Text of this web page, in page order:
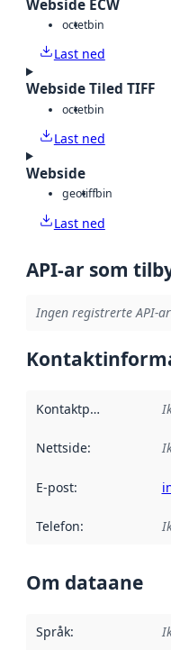
Webside ECW
octetbin
Last ned
Webside Tiled TIFF
octetbin
Last ned
Webside
geotiffbin
Last ned
API-ar som
Ingen registrerte API-
Kontaktpunkt
Nettside:
E-post:
Telefon:
Om dataane
Språk: